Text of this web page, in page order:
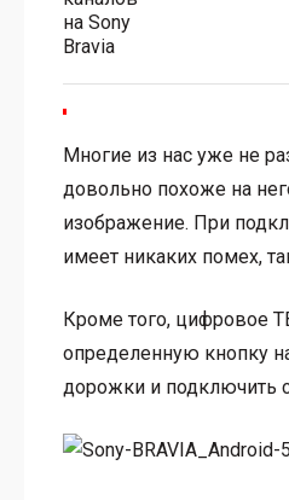
Многие из нас уже не
довольно похоже на
изображение. При
имеет никаких помех,
Кроме того, цифровое
определенную кнопку
дорожки и подключить